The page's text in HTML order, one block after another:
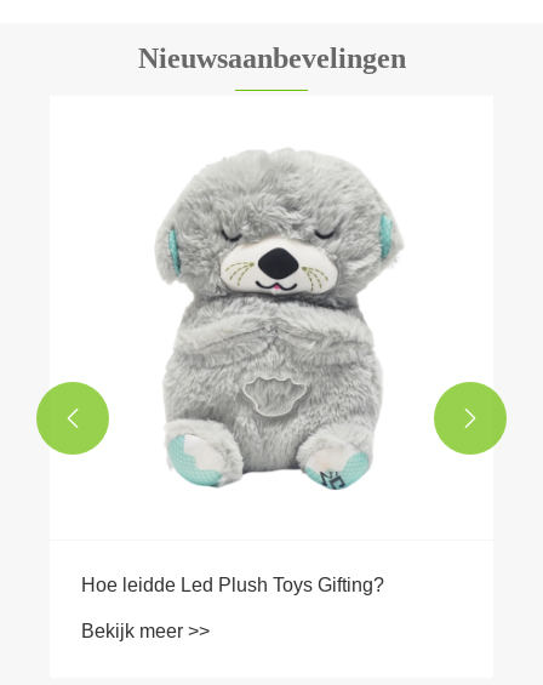
Nieuwsaanbevelingen
Waarom gebruikt de afstudeer-teddybeer
PP-katoenvulling?
Bekijk meer >>
 